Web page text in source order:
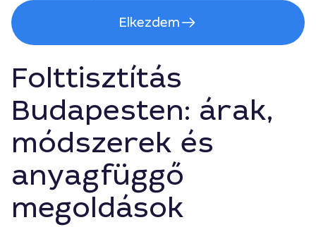
Elkezdem
Folttisztítás
Budapesten: árak,
módszerek és
anyagfüggő
megoldások